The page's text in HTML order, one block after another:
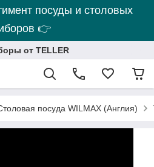
посуды и столовых
👉
от TELLER
посуда WILMAX (Англия)